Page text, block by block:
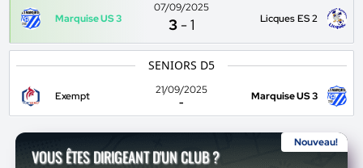
Marquise US 3
07/09/2025
3 -1 Licques ES 2
SENIORS D5
Exempt
21/09/2025
-
Marquise US 3
Nouveau!
VOUS ÊTES DIRIGEANT D'UN CLUB ?